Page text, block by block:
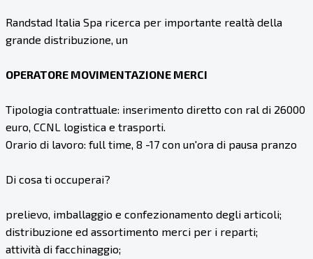
Randstad Italia Spa ricerca per importante realtà della
grande distribuzione, un
OPERATORE MOVIMENTAZIONE MERCI
Tipologia contrattuale: inserimento diretto con ral di 26000
euro, CCNL logistica e trasporti.
Orario di lavoro: full time, 8 -17 con un'ora di pausa pranzo
Di cosa ti occuperai?
prelievo, imballaggio e confezionamento degli articoli;
distribuzione ed assortimento merci per i reparti;
attività di facchinaggio;